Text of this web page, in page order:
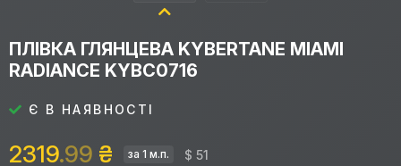
ПЛІВКА ГЛЯНЦЕВА KYBERTANE MIAMI
RADIANCE KYBC0716
Є В НАЯВНОСТІ
2319.99 ₴ за 1 м.п. $ 51